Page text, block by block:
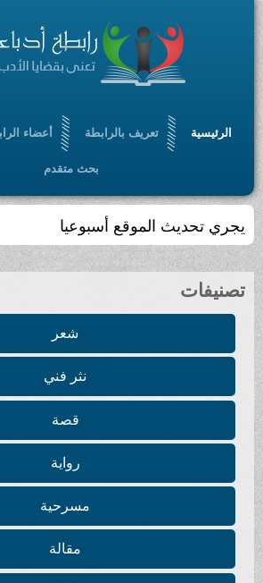
الرئيسية تعريف بالرابطة أعضاء الرابطة
بحث متقدم
يجري تحديث الموقع أسبوعيا
تصنيفات
شعر
نثر فني
قصة
رواية
مسرحية
مقالة